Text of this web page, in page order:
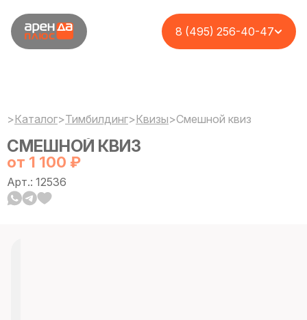
8 (495) 256-40-47
>Каталог>Тимбилдинг>Квизы>Смешной квиз
СМЕШНОЙ КВИЗ
от 1 100 ₽
Арт.: 12536